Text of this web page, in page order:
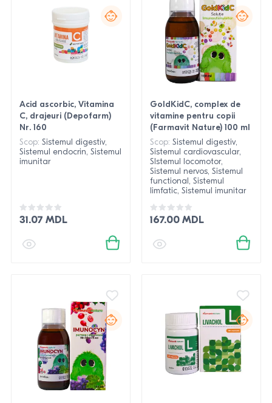
Acid ascorbic, Vitamina
C, drajeuri (Depofarm)
Nr. 160
Scop: Sistemul digestiv,
Sistemul endocrin, Sistemul
imunitar
31.07 MDL
GoldKidC, complex de
vitamine pentru copii
(Farmavit Nature) 100 ml
Scop: Sistemul digestiv,
Sistemul cardiovascular,
SIstemul locomotor,
Sistemul nervos, Sistemul
functional, Sistemul
limfatic, Sistemul imunitar
167.00 MDL